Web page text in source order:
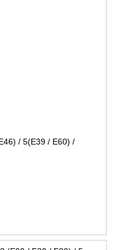
/ 5(E39 / E60) /